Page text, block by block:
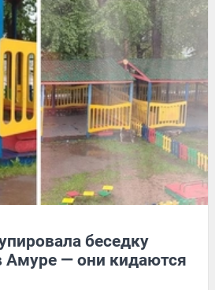
беседку
Амуре — они кидаются